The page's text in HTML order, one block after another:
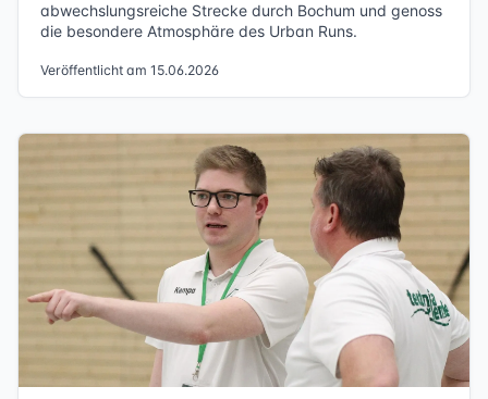
abwechslungsreiche Strecke durch Bochum und genoss
die besondere Atmosphäre des Urban Runs.
Veröffentlicht am 15.06.2026